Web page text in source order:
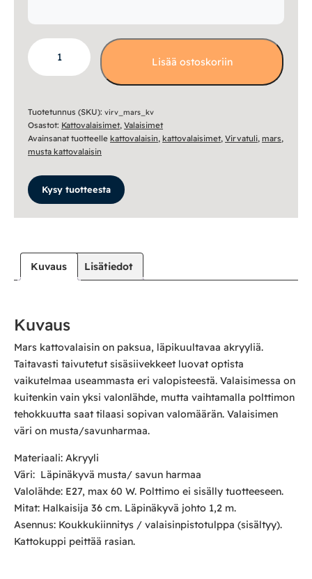
Mars
kattovalaisin
määrä
Lisää ostoskoriin
Tuotetunnus (SKU): virv_mars_kv
Osastot: Kattovalaisimet, Valaisimet
Avainsanat tuotteelle kattovalaisin, kattovalaisimet, Virvatuli, mars,
musta kattovalaisin
Kysy tuotteesta
Kuvaus Lisätiedot
Kuvaus
Mars kattovalaisin on paksua, läpikuultavaa akryyliä.
Taitavasti taivutetut sisäsiivekkeet luovat optista
vaikutelmaa useammasta eri valopisteestä. Valaisimessa on
kuitenkin vain yksi valonlähde, mutta vaihtamalla polttimon
tehokkuutta saat tilaasi sopivan valomäärän. Valaisimen
väri on musta/savunharmaa.
Materiaali: Akryyli
Väri: Läpinäkyvä musta/ savun harmaa
Valolähde: E27, max 60 W. Polttimo ei sisälly tuotteeseen.
Mitat: Halkaisija 36 cm. Läpinäkyvä johto 1,2 m.
Asennus: Koukkukiinnitys / valaisinpistotulppa (sisältyy).
Kattokuppi peittää rasian.